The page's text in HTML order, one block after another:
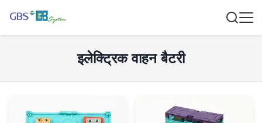
इलेक्ट्रिक वाहन बैटरी